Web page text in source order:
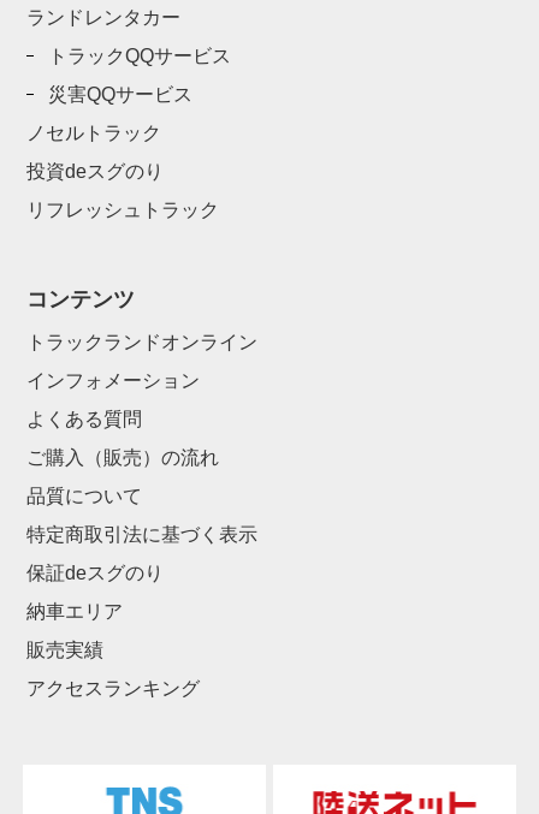
ランドレンタカー
トラックQQサービス
災害QQサービス
ノセルトラック
投資deスグのり
リフレッシュトラック
コンテンツ
トラックランドオンライン
インフォメーション
よくある質問
ご購入（販売）の流れ
品質について
特定商取引法に基づく表示
保証deスグのり
納車エリア
販売実績
アクセスランキング